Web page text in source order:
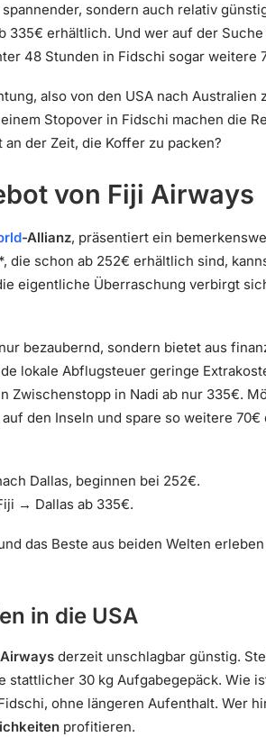
sondern auch relativ
335€ erhältlich. Und wer auf der
48 Stunden in Fidschi sogar weitere
also von den USA nach
Stopover in Fidschi machen die
der Zeit, die Koffer zu packen?
von Fiji Airways
-Allianz, präsentiert ein
schon ab 252€ erhältlich sind,
eigentliche Überraschung verbirgt
bezaubernd, sondern bietet aus
lokale Abflugsteuer geringe
Zwischenstopp in Nadi ab nur 335€.
den Inseln und spare so weitere
Dallas, beginnen bei 252€.
→ Dallas ab 335€.
das Beste aus beiden Welten
in die USA
derzeit unschlagbar günstig.
stattlicher 30 kg Aufgabegepäck. Wie
ohne längeren Aufenthalt. Wer
profitieren.